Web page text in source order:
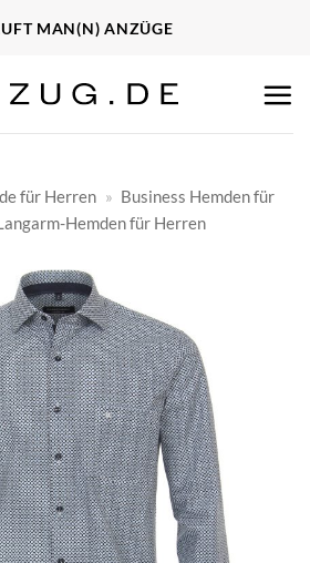
MAN(N) ANZÜGE
für Herren » Business Hemden für
Hemden für Herren